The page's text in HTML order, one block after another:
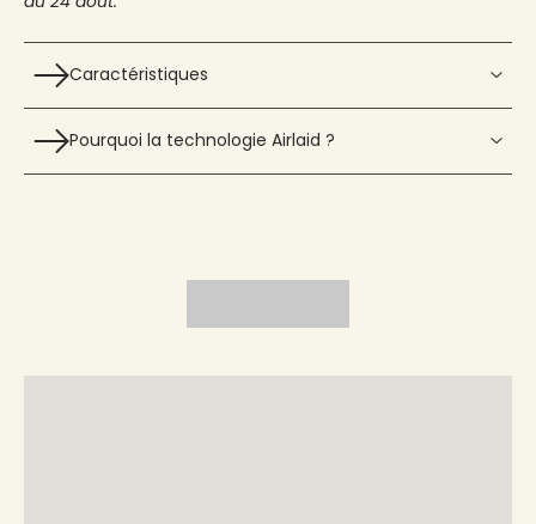
Caractéristiques
Pourquoi la technologie Airlaid ?